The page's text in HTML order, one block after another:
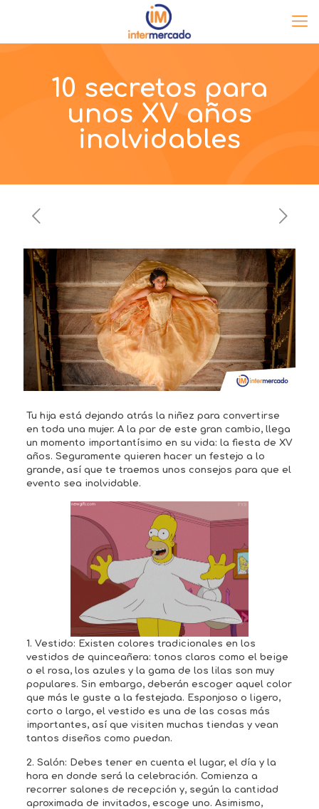
10 secretos para
unos XV años
inolvidables
Tu hija está dejando atrás la niñez para convertirse
en toda una mujer. A la par de este gran cambio, llega
un momento importantísimo en su vida: la fiesta de XV
años. Seguramente quieren hacer un festejo a lo
grande, así que te traemos unos consejos para que el
evento sea inolvidable.
1. Vestido: Existen colores tradicionales en los
vestidos de quinceañera: tonos claros como el beige
o el rosa, los azules y la gama de los lilas son muy
populares. Sin embargo, deberán escoger aquel color
que más le guste a la festejada. Esponjoso o ligero,
corto o largo, el vestido es una de las cosas más
importantes, así que visiten muchas tiendas y vean
tantos diseños como puedan.
2. Salón: Debes tener en cuenta el lugar, el día y la
hora en donde será la celebración. Comienza a
recorrer salones de recepción y, según la cantidad
aproximada de invitados, escoge uno. Asimismo,